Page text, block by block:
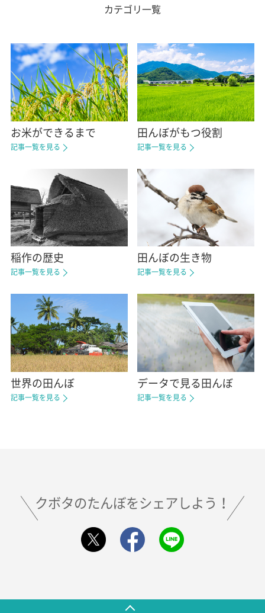
カテゴリ一覧
お米ができるまで
記事一覧を見る
田んぼがもつ役割
記事一覧を見る
稲作の歴史
記事一覧を見る
田んぼの生き物
記事一覧を見る
世界の田んぼ
記事一覧を見る
データで見る田んぼ
記事一覧を見る
クボタのたんぼをシェアしよう！